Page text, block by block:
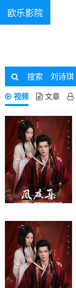
欧乐影院
搜索 刘诗琪
视频 文章